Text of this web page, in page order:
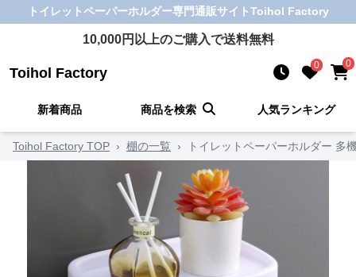
トイレットペーパーホルダー専門通販サイトToihol Factory
10,000円以上のご購入で送料無料
Toihol Factory 0 0
新着商品 商品を検索 人気ランキング
Toihol Factory TOP › 棚の一覧 › トイレットペーパーホルダー 多